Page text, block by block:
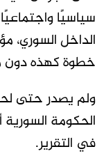
سياسيًا
الداخل السوري،
خطوة كهذه دون
ولم يصدر حتى
الحكومة السورية
في التقرير.